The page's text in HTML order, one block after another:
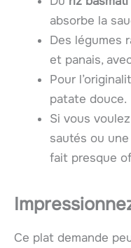
absorbe la
Des légumes
et panais,
Pour
patate douce.
Si vous
sautés ou
fait presque
Ce plat demande